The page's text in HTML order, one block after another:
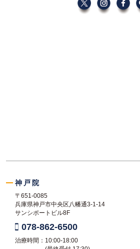
神戸院
〒651-0085
兵庫県神戸市中央区八幡通3-1-14
サンシポートビル8F
078-862-6500
治療時間：10:00-18:00